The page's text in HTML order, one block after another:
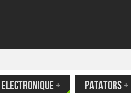
ELECTRONIQUE+ PATATORS+